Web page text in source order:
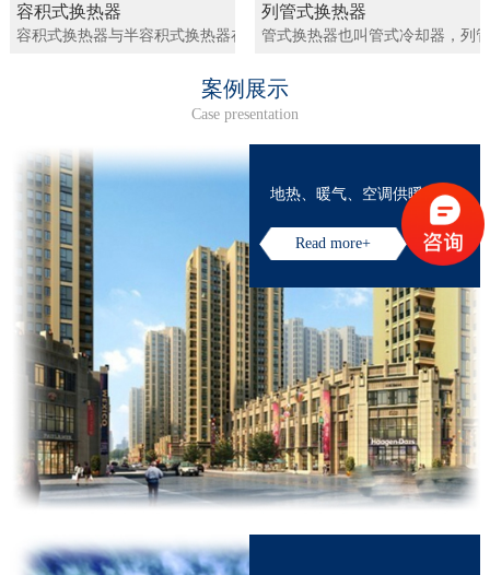
容积式换热器
容积式换热器与半容积式换热器在热水加热领域中的应用最为广泛。
列管式换热器
管式换热器也叫管式冷却器，列
案例展示
Case presentation
地热、暖气、空调供暖
Read more+